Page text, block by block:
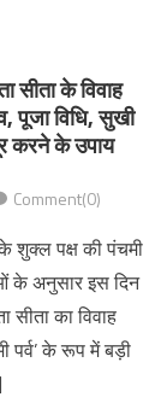
सीता के विवाह
पूजा विधि, सुखी
करने के उपाय
Comment(0)
शुक्ल पक्ष की पंचमी
के अनुसार इस दिन
सीता का विवाह
के रूप में बड़ी